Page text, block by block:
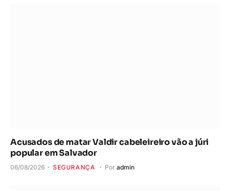
Acusados de matar Valdir cabeleireiro vão a júri
popular em Salvador
06/08/2026 SEGURANÇA Por admin